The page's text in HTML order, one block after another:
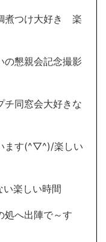
煮つけ大好き 楽
の懇親会記念撮影
チ同窓会大好きな
ます(^▽^)/楽しい
楽しい時間
へ出陣で～す